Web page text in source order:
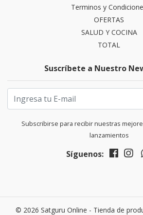
Terminos y
OFERTAS
SALUD Y COCINA
TOTAL
Suscríbete a Nuestro
Subscribirse para recibir nuestras
lanzamientos
Síguenos:
© 2026 Satguru Online - Tienda de